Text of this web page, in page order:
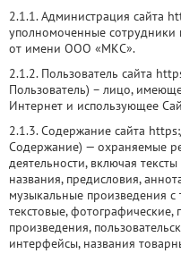
2.1.1. Администрация сайта
уполномоченные
от имени ООО «МКС».
2.1.2. Пользователь сайта
Пользователь) – лицо,
Интернет и использующее
2.1.3. Содержание сайта
Содержание) — охраняемые
деятельности, включая
названия, предисловия,
музыкальные произведения с
текстовые,
произведения,
интерфейсы, названия